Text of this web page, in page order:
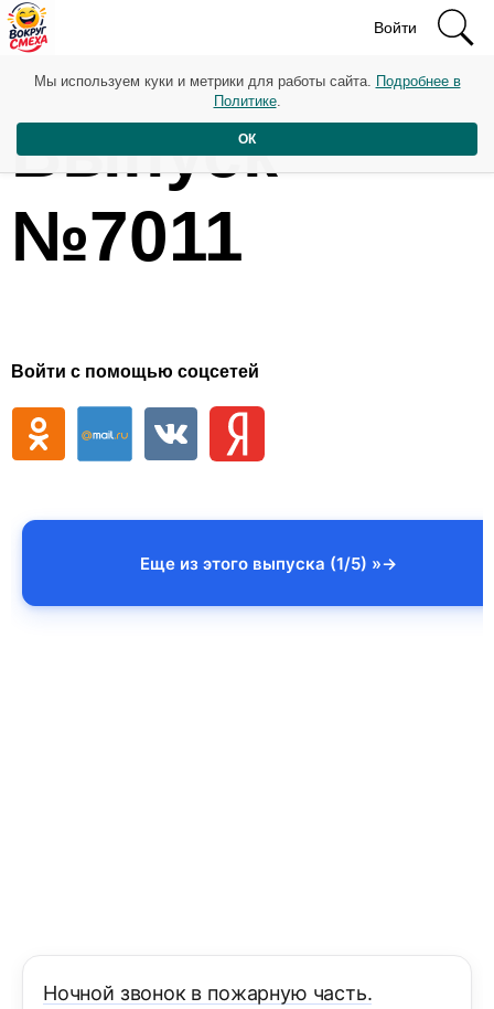
Войти
Выпуск
№7011
Войти с помощью соцсетей
Еще из этого выпуска (1/5) »
Ночной звонок в пожарную часть.
Мы используем куки и метрики для работы сайта. Подробнее в
Политике.
ОК